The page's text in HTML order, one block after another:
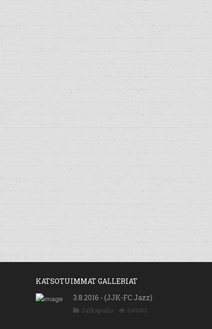
KATSOTUIMMAT GALLERIAT
3.8.2016 - (JJK-FC Jazz)
Jalkapallo 64940